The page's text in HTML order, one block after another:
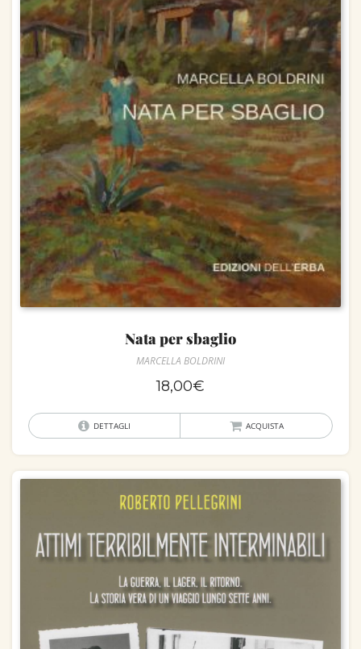
Nata per sbaglio
MARCELLA BOLDRINI
18,00€
DETTAGLI ACQUISTA